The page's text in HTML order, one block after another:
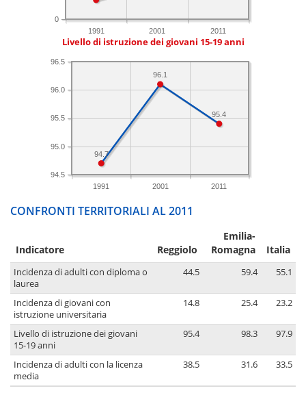
1991 2001 2011
0
Livello di istruzione dei giovani 15-19 anni
1991 2001 2011
94.5
95.0
95.5
96.0
96.5
95.4
96.1
94.7
CONFRONTI TERRITORIALI AL 2011
Indicatore Reggiolo
Emilia-
Romagna
Italia
Incidenza di adulti con diploma o
laurea
44.5 59.4 55.1
Incidenza di giovani con
istruzione universitaria
14.8 25.4 23.2
Livello di istruzione dei giovani
15-19 anni
95.4 98.3 97.9
Incidenza di adulti con la licenza
media
38.5 31.6 33.5